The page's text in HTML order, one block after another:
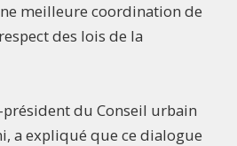
meilleure coordination de
des lois de la
président du Conseil urbain
a expliqué que ce dialogue